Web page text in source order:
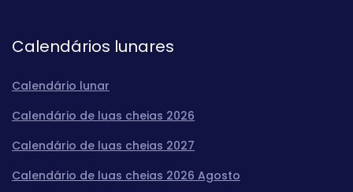
Calendários lunares
Calendário lunar
Calendário de luas cheias 2026
Calendário de luas cheias 2027
Calendário de luas cheias 2026 Agosto